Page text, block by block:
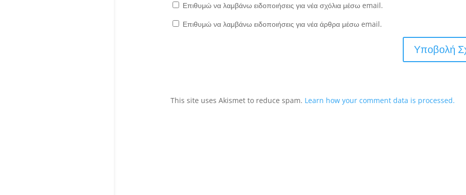
Επιθυμώ να λαμβάνω ειδοποιήσεις για νέα σχόλια μέσω email.
Επιθυμώ να λαμβάνω ειδοποιήσεις για νέα άρθρα μέσω email.
This site uses Akismet to reduce spam. Learn how your comment data is processed.